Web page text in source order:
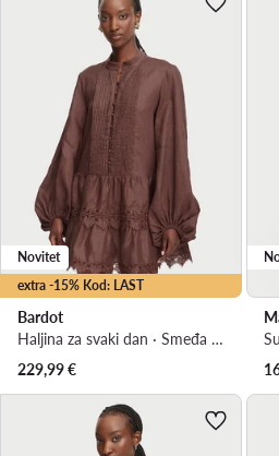
extra -15% Kod: LAST
Novitet
Bardot
Haljina za svaki dan · Smeđa · Mini
229,99€